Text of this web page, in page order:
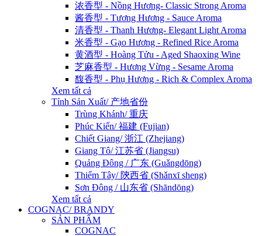
浓香型 - Nồng Hương- Classic Strong Aroma
酱香型 - Tương Hương - Sauce Aroma
清香型 - Thanh Hương- Elegant Light Aroma
米香型 - Gạo Hương - Refined Rice Aroma
黄酒型 - Hoàng Tửu - Aged Shaoxing Wine
芝麻香型 - Hương Vừng - Sesame Aroma
馥香型 - Phụ Hương - Rich & Complex Aroma
Xem tất cả
Tỉnh Sản Xuất/ 产地省份
Trùng Khánh/ 重庆
Phúc Kiến/ 福建 (Fujian)
Chiết Giang/ 浙江 (Zhejiang)
Giang Tô/ 江苏省 (Jiangsu)
Quảng Đông / 广东 (Guǎngdōng)
Thiểm Tây/ 陝西省 (Shǎnxī sheng)
Sơn Đông / 山东省 (Shāndōng)
Xem tất cả
COGNAC/ BRANDY
SẢN PHẨM
COGNAC